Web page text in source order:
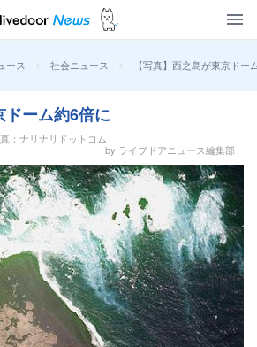
ース > 社会ニュース > 【写真】西之島が東京ド
ーム約6倍に
：ナリナリドットコム
by ライブドアニュース編集部